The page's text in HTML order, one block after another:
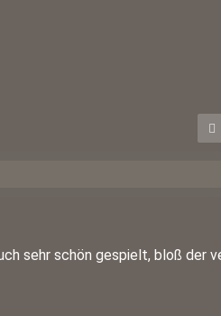
sehr schön gespielt, bloß der